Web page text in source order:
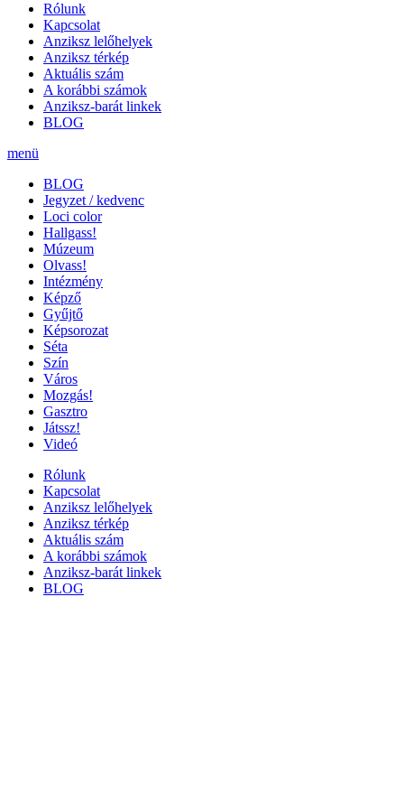
Rólunk
Kapcsolat
Anziksz lelőhelyek
Anziksz térkép
Aktuális szám
A korábbi számok
Anziksz-barát linkek
BLOG
menü
BLOG
Jegyzet / kedvenc
Loci color
Hallgass!
Múzeum
Olvass!
Intézmény
Képző
Gyűjtő
Képsorozat
Séta
Szín
Város
Mozgás!
Gasztro
Játssz!
Videó
Rólunk
Kapcsolat
Anziksz lelőhelyek
Anziksz térkép
Aktuális szám
A korábbi számok
Anziksz-barát linkek
BLOG